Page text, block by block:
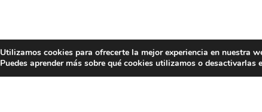
Utilizamos cookies para ofrecerte la mejor experiencia en nuestra
Puedes aprender más sobre qué cookies utilizamos o desactivarlas